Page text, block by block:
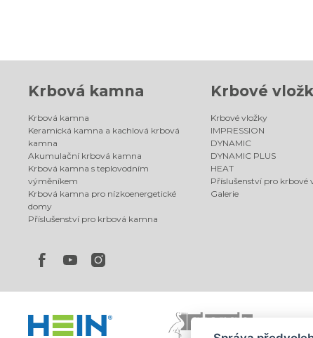
Krbová kamna
Krbová kamna
Keramická kamna a kachlová krbová
kamna
Akumulační krbová kamna
Krbová kamna s teplovodním
výměníkem
Krbová kamna pro nízkoenergetické
domy
Příslušenství pro krbová kamna
Krbové
Krbové vložky
IMPRESSION
DYNAMIC
DYNAMIC PLUS
HEAT
Příslušenství pro krbové
Galerie